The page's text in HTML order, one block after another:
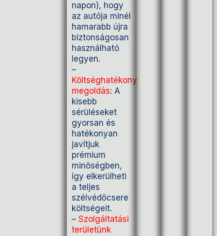
napon), hogy
az autója minél
hamarabb újra
biztonságosan
használható
legyen.
–
Költséghatékony
megoldás: A
kisebb
sérüléseket
gyorsan és
hatékonyan
javítjuk
prémium
minőségben,
így elkerülheti
a teljes
szélvédőcsere
költségeit.
– Szolgáltatási
területünk